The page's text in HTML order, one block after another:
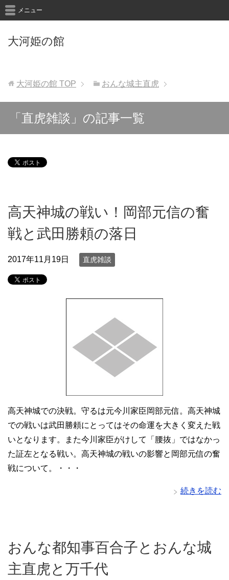
大河姫の館
メニュー
大河姫の館 TOP おんな城主直虎
「直虎雑談」の記事一覧
高天神城の戦い！岡部元信の奮
戦と武田勝頼の落日
2017年11月19日 直虎雑談
高天神城での決戦。守るは元今川家臣岡部元信。高天神城
での戦いは武田勝頼にとってはその命運を大きく変えた戦
いとなります。また今川家臣がけして「腰抜」ではなかっ
た証左となる戦い。高天神城の戦いの影響と岡部元信の奮
戦について。・・・
続きを読む
おんな都知事百合子とおんな城
主直虎と万千代